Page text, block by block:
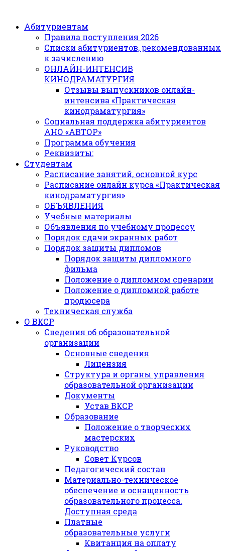
Абитуриентам
Правила поступления 2026
Списки абитуриентов, рекомендованных
к зачислению
ОНЛАЙН-ИНТЕНСИВ
КИНОДРАМАТУРГИЯ
Отзывы выпускников онлайн-
интенсива «Практическая
кинодраматургия»
Социальная поддержка абитуриентов
АНО «АВТОР»
Программа обучения
Реквизиты:
Студентам
Расписание занятий, основной курс
Расписание онлайн курса «Практическая
кинодраматургия»
ОБЪЯВЛЕНИЯ
Учебные материалы
Объявления по учебному процессу
Порядок сдачи экранных работ
Порядок защиты дипломов
Порядок защиты дипломного
фильма
Положение о дипломном сценарии
Положение о дипломной работе
продюсера
Техническая служба
О ВКСР
Сведения об образовательной
организации
Основные сведения
Лицензия
Структура и органы управления
образовательной организации
Документы
Устав ВКСР
Образование
Положение о творческих
мастерских
Руководство
Совет Курсов
Педагогический состав
Материально-техническое
обеспечение и оснащенность
образовательного процесса.
Доступная среда
Платные
образовательные услуги
Квитанция на оплату